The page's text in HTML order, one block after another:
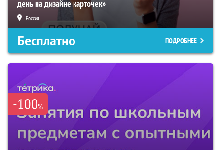
день на дизайне карточек»
Россия
Бесплатно ПОДРОБНЕЕ
-100%